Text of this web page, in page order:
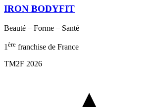
IRON BODYFIT
Beauté – Forme – Santé
1ère franchise de France
TM2F 2026